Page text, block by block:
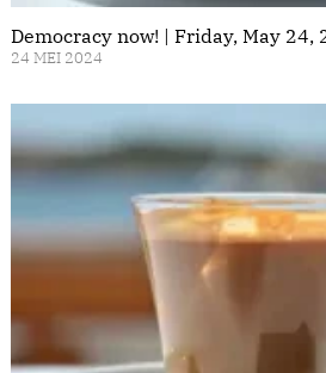
Democracy now! | Friday, May 24,
24 MEI 2024